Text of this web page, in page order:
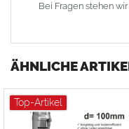
Bei Fragen stehen
ÄHNLICHE
Top-Artikel